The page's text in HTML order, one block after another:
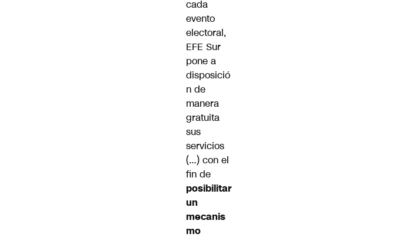
cada
evento
electoral,
EFE Sur
pone a
disposició
n de
manera
gratuita
sus
servicios
(…) con el
fin de
posibilitar
un
mecanis
mo